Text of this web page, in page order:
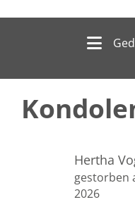
Hertha
gestorben
2026